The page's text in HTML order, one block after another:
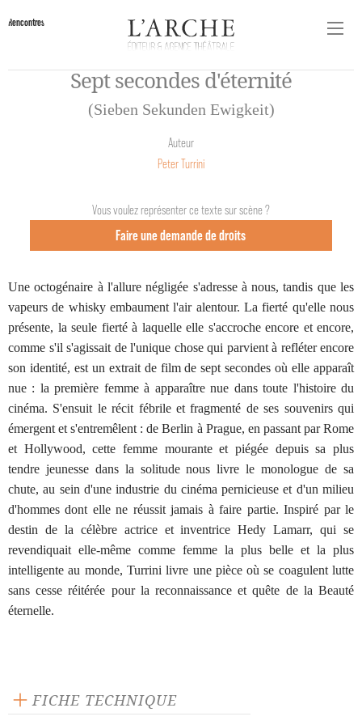
Rencontres
Sept secondes d'éternité
(Sieben Sekunden Ewigkeit)
Auteur
Peter Turrini
Vous voulez représenter ce texte sur scène ?
Faire une demande de droits
Une octogénaire à l'allure négligée s'adresse à nous, tandis que les
vapeurs de whisky embaument l'air alentour. La fierté qu'elle nous
présente, la seule fierté à laquelle elle s'accroche encore et encore,
comme s'il s'agissait de l'unique chose qui parvient à refléter encore
son identité, est un extrait de film de sept secondes où elle apparaît
nue : la première femme à apparaître nue dans toute l'histoire du
cinéma. S'ensuit le récit fébrile et fragmenté de ses souvenirs qui
émergent et s'entremêlent : de Berlin à Prague, en passant par Rome
et Hollywood, cette femme mourante et piégée depuis sa plus
tendre jeunesse dans la solitude nous livre le monologue de sa
chute, au sein d'une industrie du cinéma pernicieuse et d'un milieu
d'hommes dont elle ne réussit jamais à faire partie. Inspiré par le
destin de la célèbre actrice et inventrice Hedy Lamarr, qui se
revendiquait elle-même comme femme la plus belle et la plus
intelligente au monde, Turrini livre une pièce où se coagulent lutte
sans cesse réitérée pour la reconnaissance et quête de la Beauté
éternelle.
FICHE TECHNIQUE